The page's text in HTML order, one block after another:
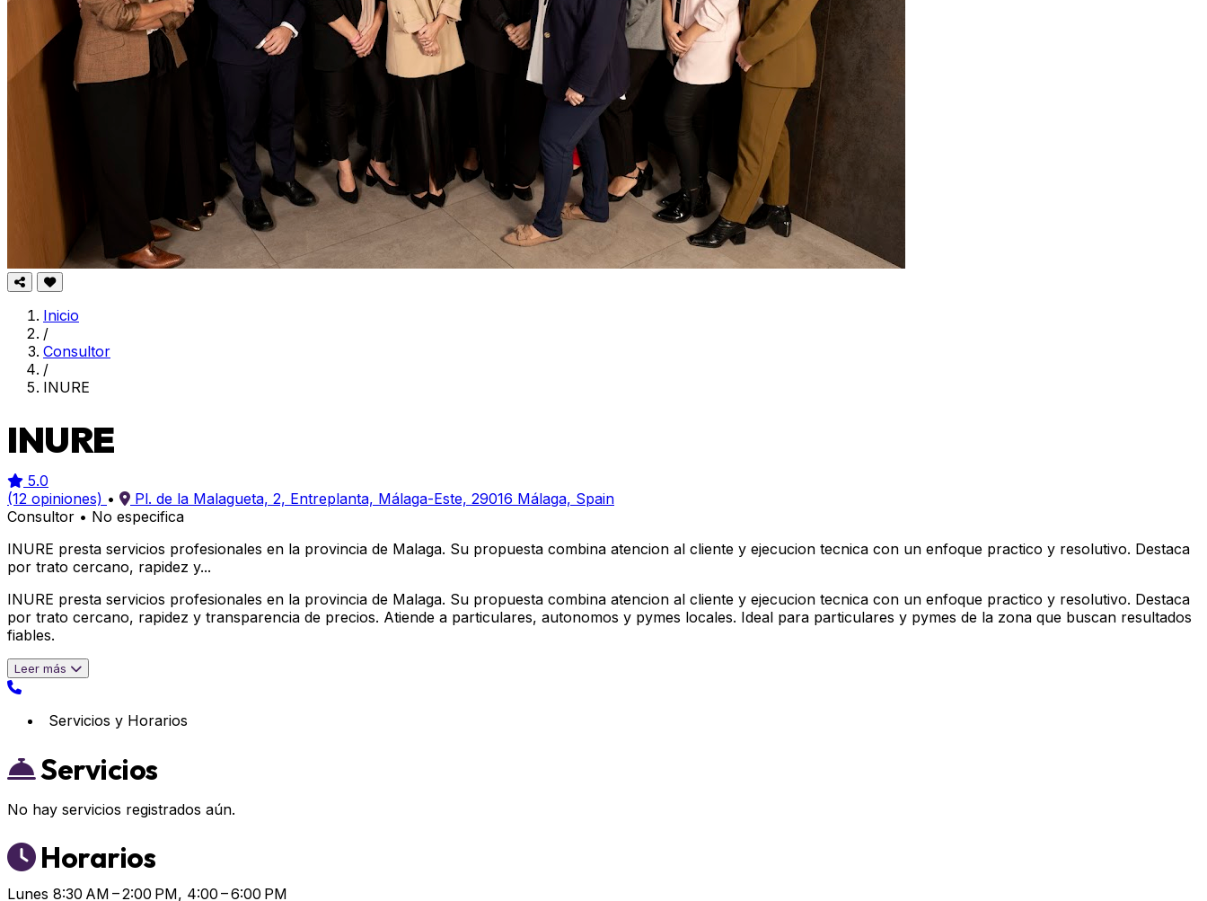
Inicio
/
Consultor
/
INURE
INURE
5.0
(12 opiniones) •
Pl. de la Malagueta, 2, Entreplanta, Málaga-Este, 29016 Málaga, Spain
Consultor • No especifica
INURE presta servicios profesionales en la provincia de Malaga. Su propuesta combina atencion al cliente y ejecucion tecnica con un enfoque practico y resolutivo. Destaca
por trato cercano, rapidez y...
INURE presta servicios profesionales en la provincia de Malaga. Su propuesta combina atencion al cliente y ejecucion tecnica con un enfoque practico y resolutivo. Destaca
por trato cercano, rapidez y transparencia de precios. Atiende a particulares, autonomos y pymes locales. Ideal para particulares y pymes de la zona que buscan resultados
fiables.
Leer más
Servicios y Horarios
Servicios
No hay servicios registrados aún.
Horarios
Lunes 8:30 AM – 2:00 PM, 4:00 – 6:00 PM